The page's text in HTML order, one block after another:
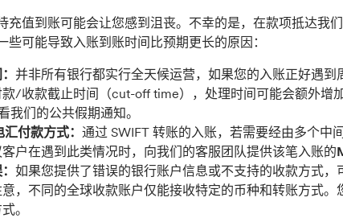
充值到账可能会让您感到沮丧。不幸的是，在款项抵达我
些可能导致入账到账时间比预期更长的原因：
并非所有银行都实行全天候运营，如果您的入账正好遇
/收款截止时间（cut-off time），处理时间可能会额外增
我们的公共假期通知。
付款方式： 通过 SWIFT 转账的入账，若需要经由多个中
户在遇到此类情况时，向我们的客服团队提供该笔入账的
如果您提供了错误的银行账户信息或不支持的收款方式
，不同的全球收款账户仅能接收特定的币种和转账方式
。